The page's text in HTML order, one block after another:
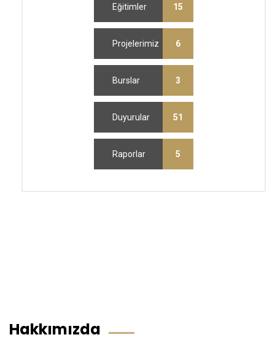
Eğitimler 15
Projelerimiz 6
Burslar 3
Duyurular 51
Raporlar 5
Hakkımızda